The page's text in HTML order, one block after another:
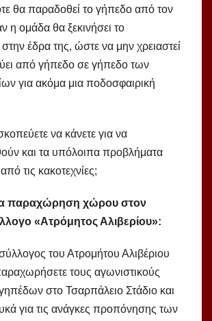
θα παραδοθεί το γήπεδο από τον
η ομάδα θα ξεκινήσει το
έδρα της, ώστε να μην χρειαστεί
από γήπεδο σε γήπεδο των
για ακόμα μια ποδοσφαιρική
να κάνετε για να
και τα υπόλοιπα προβλήματα
τις κακοτεχνίες;
παραχώρηση χώρου στον
«Ατρόμητος Αλιβερίου»:
του Ατρομήτου Αλιβέριου
τους αγωνιστικούς
στο Τσαρπάλειο Στάδιο και
για τις ανάγκες προπόνησης των